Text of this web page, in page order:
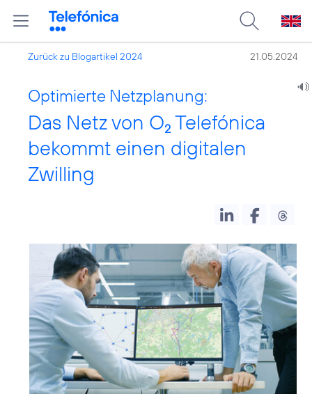
Zurück zu Blogartikel 2024 21.05.2024
Optimierte Netzplanung:
Das Netz von O2 Telefónica
bekommt einen digitalen
Zwilling